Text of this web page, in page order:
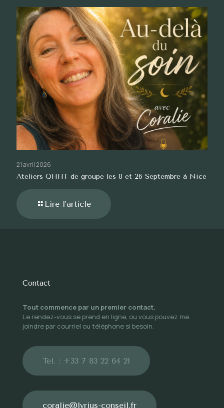
21 avril 2026
Ateliers QHHT de groupe les 8 et 26 Septembre à Nice
Lire l'article
Contact
Tout commence par un premier contact.
Le rendez-vous se prend en ligne, ou vous pouvez me
joindre par courriel ou téléphone si besoin.
Tel. : +33 7 83 22 64 21
coralie@lyrius-conseil.fr